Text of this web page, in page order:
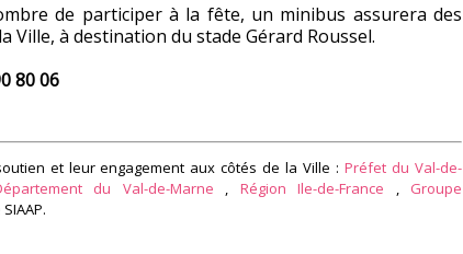
de participer à la fête, un minibus assurera des
à destination du stade Gérard Roussel.
80 06
et leur engagement aux côtés de la Ville :Préfet du Val-de-
du Val-de-Marne , Région Ile-de-France , Groupe